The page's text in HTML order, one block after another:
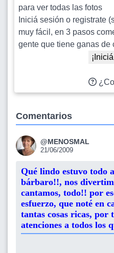
para ver todas las fotos
Iniciá sesión o registrate
muy fácil, en 3 pasos
gente que tiene ganas de
Comentarios
@MENOSMAL
21/06/2009
Qué lindo estuvo todo
bárbaro!!, nos
cantamos, todo!! por
esfuerzo, que noté en
tantas cosas ricas, por
atenciones a todos los